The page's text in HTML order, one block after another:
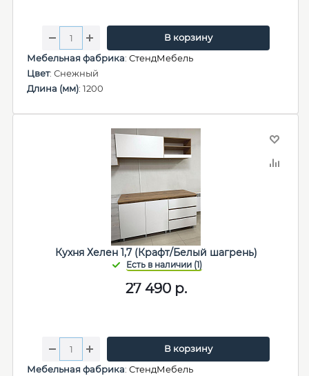
В корзину
Мебельная фабрика: СтендМебель
Цвет: Снежный
Длина (мм): 1200
Кухня Хелен 1,7 (Крафт/Белый шагрень)
27 490р.
В корзину
Мебельная фабрика: СтендМебель